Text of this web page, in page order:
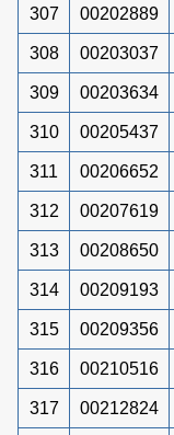
307 00202889
308 00203037
309 00203634
310 00205437
311 00206652
312 00207619
313 00208650
314 00209193
315 00209356
316 00210516
317 00212824